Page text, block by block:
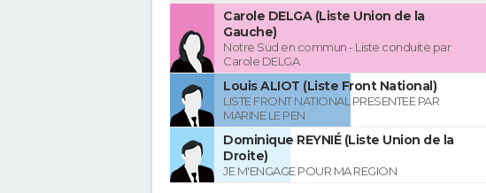
Carole DELGA (Liste Union de la
Gauche)
Notre Sud en commun - Liste conduite par
Carole DELGA
Louis ALIOT (Liste Front National)
LISTE FRONT NATIONAL PRESENTEE PAR
MARINE LE PEN
Dominique REYNIÉ (Liste Union de la
Droite)
JE M'ENGAGE POUR MA REGION